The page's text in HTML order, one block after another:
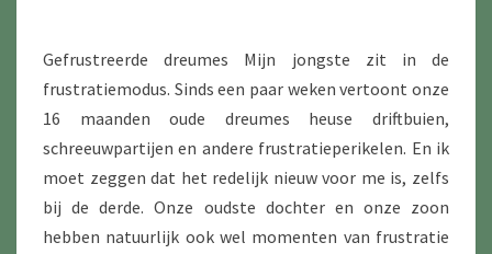
Gefrustreerde dreumes Mijn jongste zit in de
frustratiemodus. Sinds een paar weken vertoont onze
16 maanden oude dreumes heuse driftbuien,
schreeuwpartijen en andere frustratieperikelen. En ik
moet zeggen dat het redelijk nieuw voor me is, zelfs
bij de derde. Onze oudste dochter en onze zoon
hebben natuurlijk ook wel momenten van frustratie